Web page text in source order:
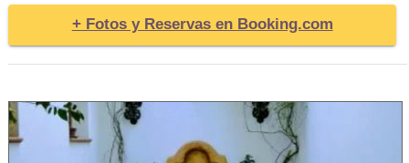
+ Fotos y Reservas en Booking.com